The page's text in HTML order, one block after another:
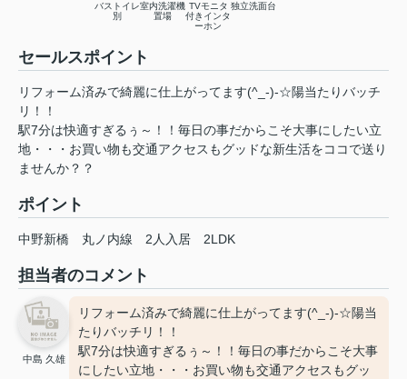
バストイレ
別
室内洗濯機
置場
TVモニタ
付きインタ
ーホン
独立洗面台
セールスポイント
リフォーム済みで綺麗に仕上がってます(^_-)-☆陽当たりバッチ
リ！！
駅7分は快適すぎるぅ～！！毎日の事だからこそ大事にしたい立
地・・・お買い物も交通アクセスもグッドな新生活をココで送り
ませんか？？
ポイント
中野新橋 丸ノ内線 2人入居 2LDK
担当者のコメント
中島 久雄
リフォーム済みで綺麗に仕上がってます(^_-)-☆陽当
たりバッチリ！！
駅7分は快適すぎるぅ～！！毎日の事だからこそ大事
にしたい立地・・・お買い物も交通アクセスもグッ